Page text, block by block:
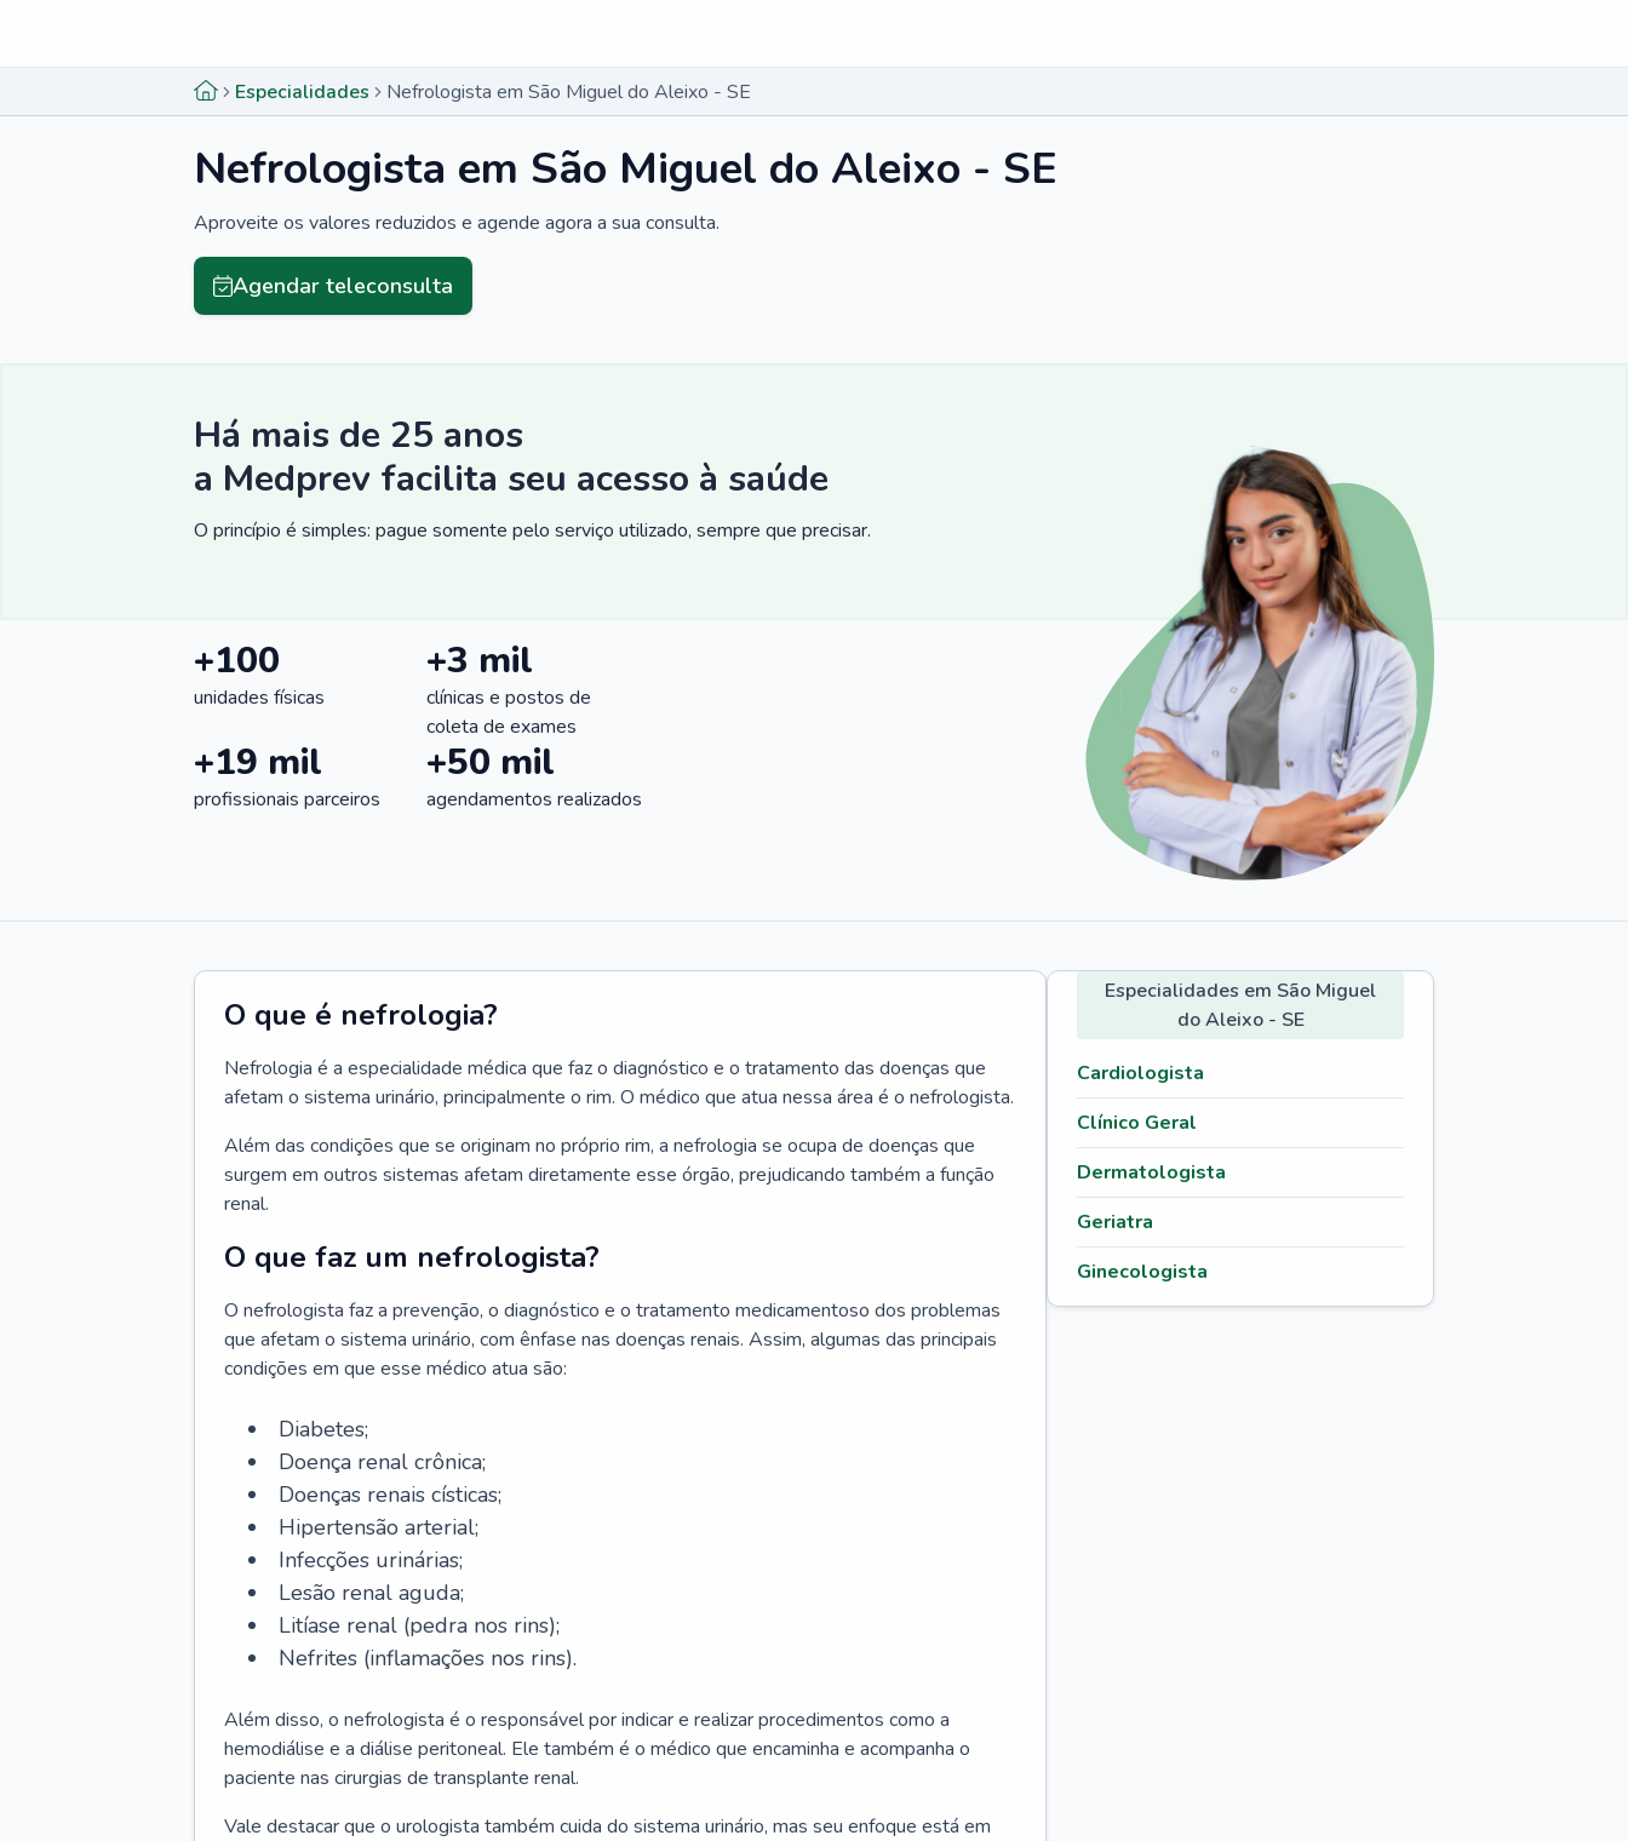
Especialidades Nefrologista em São Miguel do Aleixo - SE
Nefrologista em São Miguel do Aleixo - SE
Aproveite os valores reduzidos e agende agora a sua consulta.
Agendar teleconsulta
Há mais de 25 anos
a Medprev facilita seu acesso à saúde
O princípio é simples: pague somente pelo serviço utilizado, sempre que precisar.
+100
unidades físicas
+3 mil
clínicas e postos de
coleta de exames
+19 mil
profissionais parceiros
+50 mil
agendamentos realizados
O que é nefrologia?
Nefrologia é a especialidade médica que faz o diagnóstico e o tratamento das doenças que
afetam o sistema urinário, principalmente o rim. O médico que atua nessa área é o nefrologista.
Além das condições que se originam no próprio rim, a nefrologia se ocupa de doenças que
surgem em outros sistemas afetam diretamente esse órgão, prejudicando também a função
renal.
O que faz um nefrologista?
O nefrologista faz a prevenção, o diagnóstico e o tratamento medicamentoso dos problemas
que afetam o sistema urinário, com ênfase nas doenças renais. Assim, algumas das principais
condições em que esse médico atua são:
Diabetes;
Doença renal crônica;
Doenças renais císticas;
Hipertensão arterial;
Infecções urinárias;
Lesão renal aguda;
Litíase renal (pedra nos rins);
Nefrites (inflamações nos rins).
Além disso, o nefrologista é o responsável por indicar e realizar procedimentos como a
hemodiálise e a diálise peritoneal. Ele também é o médico que encaminha e acompanha o
paciente nas cirurgias de transplante renal.
Vale destacar que o urologista também cuida do sistema urinário, mas seu enfoque está em
Especialidades em São Miguel
do Aleixo - SE
Cardiologista
Clínico Geral
Dermatologista
Geriatra
Ginecologista